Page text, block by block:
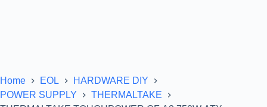
Home EOL
HARDWARE DIY
POWER SUPPLY
THERMALTAKE